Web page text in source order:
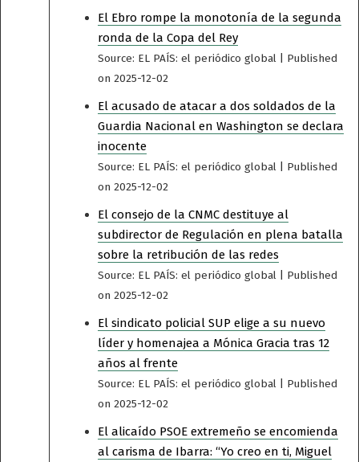
El Ebro rompe la monotonía de la segunda
ronda de la Copa del Rey
Source: EL PAÍS: el periódico global
Published
on 2025-12-02
El acusado de atacar a dos soldados de la
Guardia Nacional en Washington se declara
inocente
Source: EL PAÍS: el periódico global
Published
on 2025-12-02
El consejo de la CNMC destituye al
subdirector de Regulación en plena batalla
sobre la retribución de las redes
Source: EL PAÍS: el periódico global
Published
on 2025-12-02
El sindicato policial SUP elige a su nuevo
líder y homenajea a Mónica Gracia tras 12
años al frente
Source: EL PAÍS: el periódico global
Published
on 2025-12-02
El alicaído PSOE extremeño se encomienda
al carisma de Ibarra: “Yo creo en ti, Miguel